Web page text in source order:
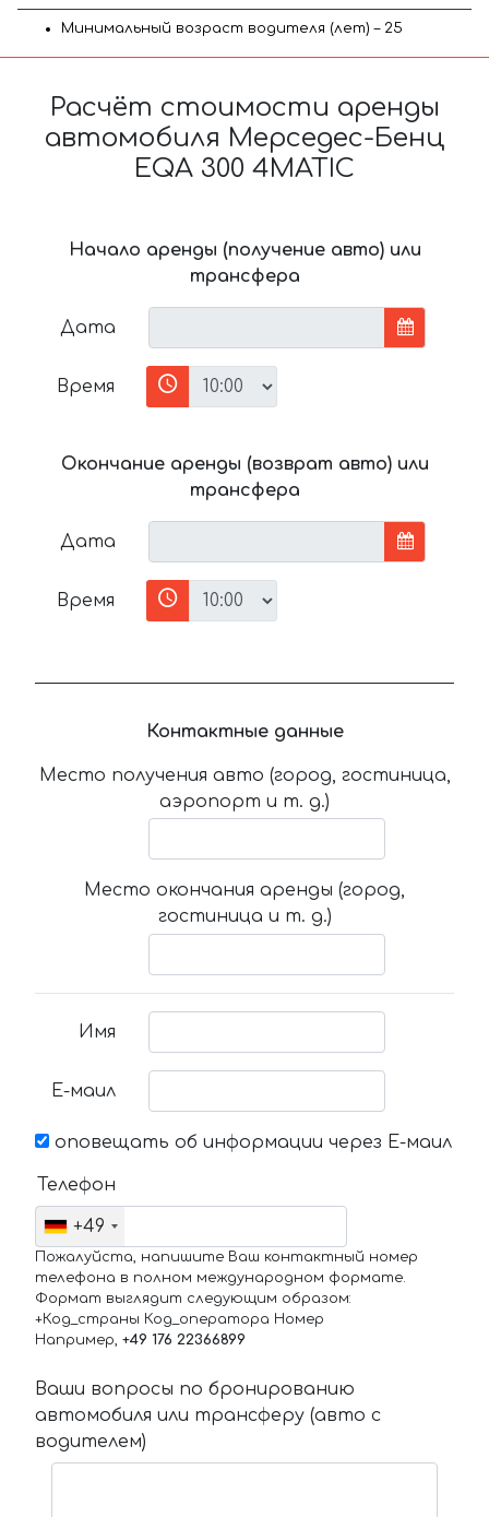
Минимальный возраст водителя (лет) – 25
Расчёт стоимости аренды
автомобиля Мерседес-Бенц
EQA 300 4MATIC
Начало аренды (получение авто) или
трансфера
Дата
Время
Окончание аренды (возврат авто) или
трансфера
Дата
Время
Контактные данные
Место получения авто (город, гостиница,
аэропорт и т. д.)
Место окончания аренды (город,
гостиница и т. д.)
Имя
Е-маил
оповещать об информации через Е-маил
Телефон
+49
Пожалуйста, напишите Ваш контактный номер
телефона в полном международном формате.
Формат выглядит следующим образом:
+Код_страны Код_оператора Номер
Например, +49 176 22366899
Ваши вопросы по бронированию
автомобиля или трансферу (авто с
водителем)